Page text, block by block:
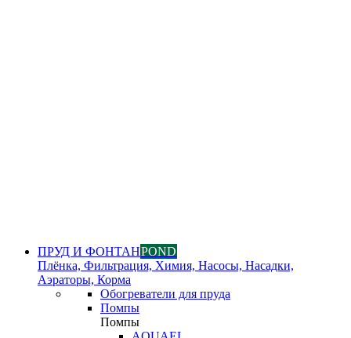
ПРУД И ФОНТАНPOND
Плёнка, Фильтрация, Химия, Насосы, Насадки,
Аэраторы, Корма
Обогреватели для пруда
Помпы
Помпы